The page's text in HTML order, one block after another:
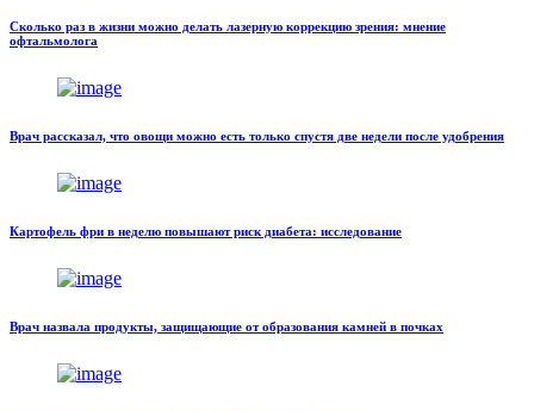
Сколько раз в жизни можно делать лазерную коррекцию зрения: мнение
офтальмолога
Врач рассказал, что овощи можно есть только спустя две недели после удобрения
Картофель фри в неделю повышают риск диабета: исследование
Врач назвала продукты, защищающие от образования камней в почках